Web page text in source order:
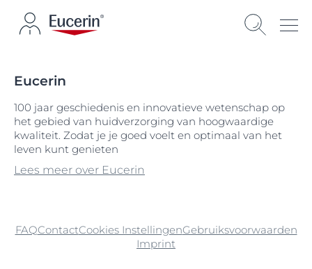
Eucerin
100 jaar geschiedenis en innovatieve wetenschap op
het gebied van huidverzorging van hoogwaardige
kwaliteit. Zodat je je goed voelt en optimaal van het
leven kunt genieten
Lees meer over Eucerin
FAQContactCookies InstellingenGebruiksvoorwaarden
Imprint